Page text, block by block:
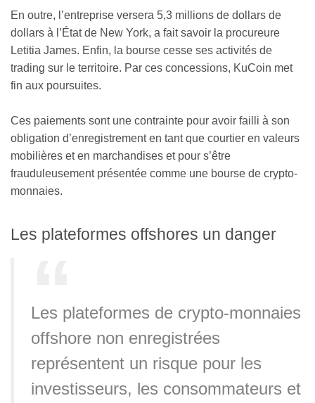
En outre, l’entreprise versera 5,3 millions de dollars de
dollars à l’État de New York, a fait savoir la procureure
Letitia James. Enfin, la bourse cesse ses activités de
trading sur le territoire. Par ces concessions, KuCoin met
fin aux poursuites.
Ces paiements sont une contrainte pour avoir failli à son
obligation d’enregistrement en tant que courtier en valeurs
mobilières et en marchandises et pour s’être
frauduleusement présentée comme une bourse de crypto-
monnaies.
Les plateformes offshores un danger
Les plateformes de crypto-monnaies
offshore non enregistrées
représentent un risque pour les
investisseurs, les consommateurs et